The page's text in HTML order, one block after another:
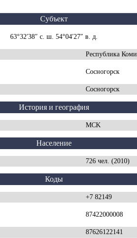
Субъект
63°32′38″ с. ш. 54°04′27″ в. д.
Республика Коми
Сосногорск
Сосногорск
История и география
MCK
Население
726 чел. (2010)
Коды
+7 82149
87422000008
87626122141